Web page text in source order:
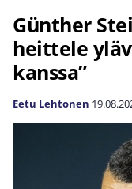
Günther
heittele
kanssa”
Eetu Lehtonen